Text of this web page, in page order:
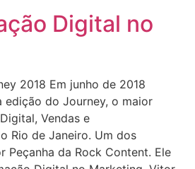
Digital no
2018 Em junho de 2018
edição do Journey, o maior
Vendas e
Rio de Janeiro. Um dos
da Rock Content. Ele